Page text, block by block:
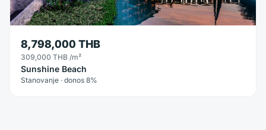
8,798,000 THB
309,000 THB /m²
Sunshine Beach
Stanovanje · donos 8%